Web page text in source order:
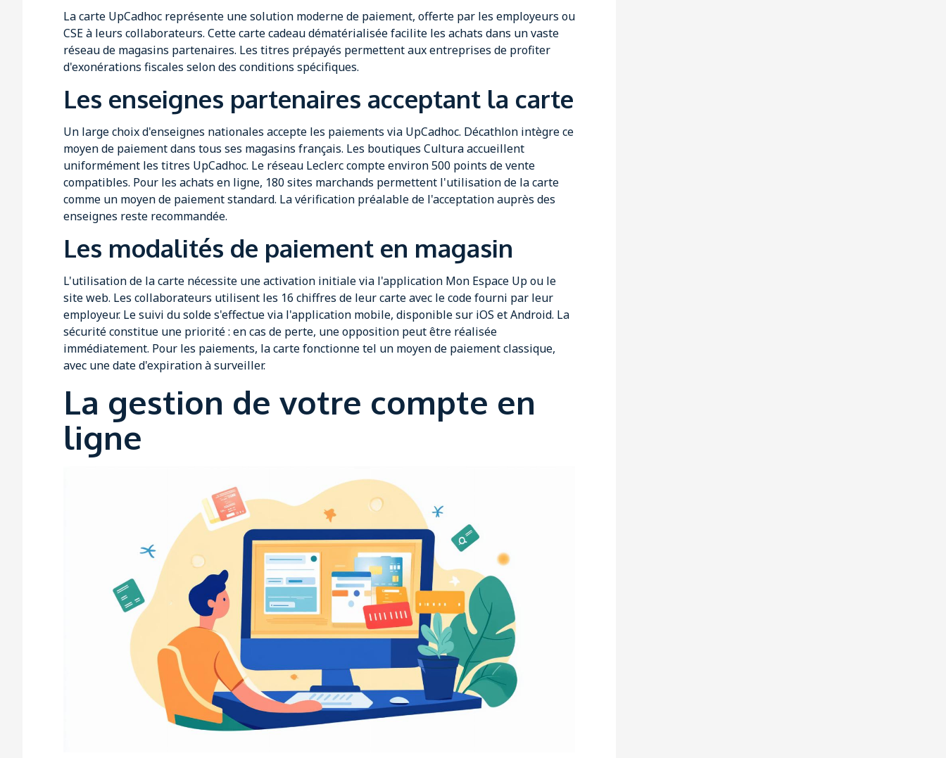
La carte UpCadhoc représente une solution moderne de paiement, offerte par les employeurs ou
CSE à leurs collaborateurs. Cette carte cadeau dématérialisée facilite les achats dans un vaste
réseau de magasins partenaires. Les titres prépayés permettent aux entreprises de profiter
d'exonérations fiscales selon des conditions spécifiques.
Les enseignes partenaires acceptant la carte
Un large choix d'enseignes nationales accepte les paiements via UpCadhoc. Décathlon intègre ce
moyen de paiement dans tous ses magasins français. Les boutiques Cultura accueillent
uniformément les titres UpCadhoc. Le réseau Leclerc compte environ 500 points de vente
compatibles. Pour les achats en ligne, 180 sites marchands permettent l'utilisation de la carte
comme un moyen de paiement standard. La vérification préalable de l'acceptation auprès des
enseignes reste recommandée.
Les modalités de paiement en magasin
L'utilisation de la carte nécessite une activation initiale via l'application Mon Espace Up ou le
site web. Les collaborateurs utilisent les 16 chiffres de leur carte avec le code fourni par leur
employeur. Le suivi du solde s'effectue via l'application mobile, disponible sur iOS et Android. La
sécurité constitue une priorité : en cas de perte, une opposition peut être réalisée
immédiatement. Pour les paiements, la carte fonctionne tel un moyen de paiement classique,
avec une date d'expiration à surveiller.
La gestion de votre compte en
ligne